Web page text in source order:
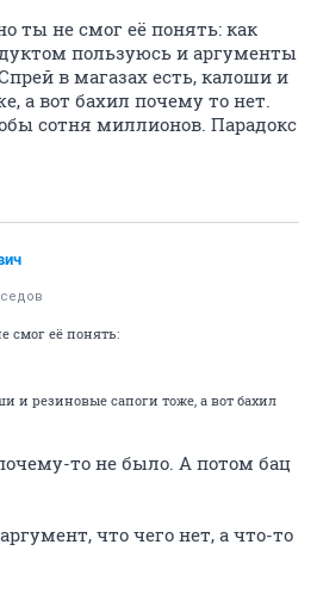
ты не смог её понять: как
пользуюсь и аргументы
в магазах есть, калоши и
а вот бахил почему то нет.
сотня миллионов. Парадокс
седов
смог её понять:
и резиновые сапоги тоже, а вот бахил
то не было. А потом бац
что чего нет, а что-то